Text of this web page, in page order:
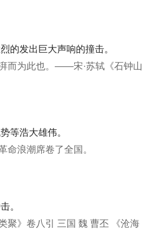
的发出巨大声响的撞击。
而为此也。——宋·苏轼《石钟山
等浩大雄伟。
命浪潮席卷了全国。
。
类聚》卷八引 三国 魏 曹丕 《沧海